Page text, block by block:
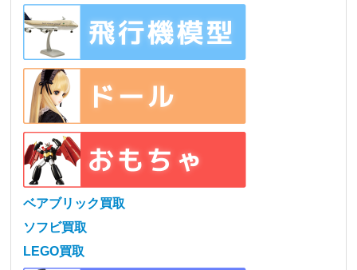
ベアブリック買取
ソフビ買取
LEGO買取